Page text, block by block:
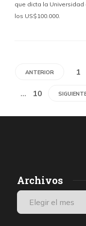
que dicta la
los US$100.000.
ANTERIOR 1
… 10
Archivos